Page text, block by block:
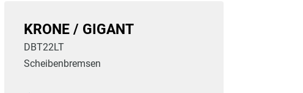
KRONE / GIGANT
DBT22LT
Scheibenbremsen